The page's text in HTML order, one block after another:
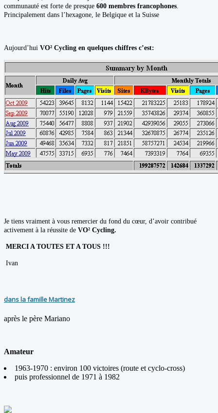
communauté est forte de presque 600 membres francophones.
Principalement dans l’hexagone, le Belgique et la Suisse
Aujourd’hui VO² Cycling en quelques chiffres c’est:
Je tiens vraiment à vous remercier du fond du cœur, d’avoir contribué
activement à la réussite de VO² Cycling.
MERCI A TOUTES ET A TOUS !!!
Ivan
dans la famille Martinez
après le père Mariano
Amateur
1963-1970 : environ 100 victoires (route et cyclo-cross)
puis professionnel de 1971 à 1982